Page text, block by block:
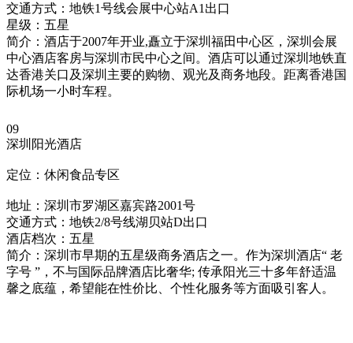
交通方式：地铁1号线会展中心站A1出口
星级：五星
简介：酒店于2007年开业,矗立于深圳福田中心区，深圳会展
中心酒店客房与深圳市民中心之间。酒店可以通过深圳地铁直
达香港关口及深圳主要的购物、观光及商务地段。距离香港国
际机场一小时车程。
09
深圳阳光酒店
定位：休闲食品专区
地址：深圳市罗湖区嘉宾路2001号
交通方式：地铁2/8号线湖贝站D出口
酒店档次：五星
简介：深圳市早期的五星级商务酒店之一。作为深圳酒店“ 老
字号 ”，不与国际品牌酒店比奢华; 传承阳光三十多年舒适温
馨之底蕴，希望能在性价比、个性化服务等方面吸引客人。